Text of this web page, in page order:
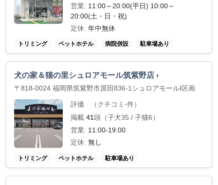
営業: 11:00～20:00(平日) 10:00～
20:00(土・日・祝)
定休: 年中無休
トリミング ペットホテル 病院併設 駐車場あり
犬の家＆猫の里シュロアモール筑紫野店 ›
〒818-0024 福岡県筑紫野市原田836-1シュロアモールI区画
評価 -
（クチコミ-件）
掲載 41頭（子犬35 / 子猫6）
営業: 11:00-19:00
定休: 無し
トリミング ペットホテル 駐車場あり